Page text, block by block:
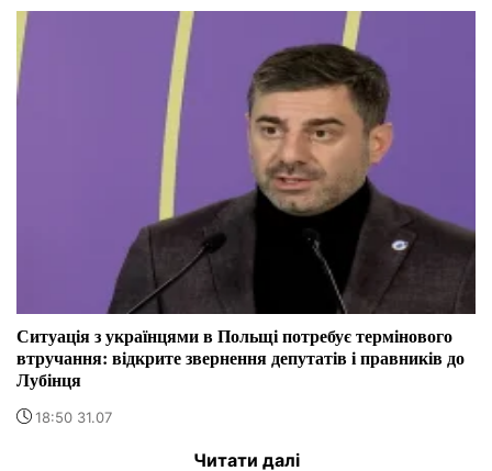
Ситуація з українцями в Польщі потребує термінового
втручання: відкрите звернення депутатів і правників до
Лубінця
18:50 31.07
Читати далі